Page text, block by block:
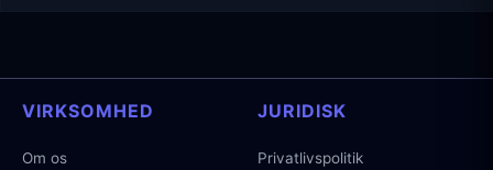
VIRKSOMHED
Om os
JURIDISK
Privatlivspolitik